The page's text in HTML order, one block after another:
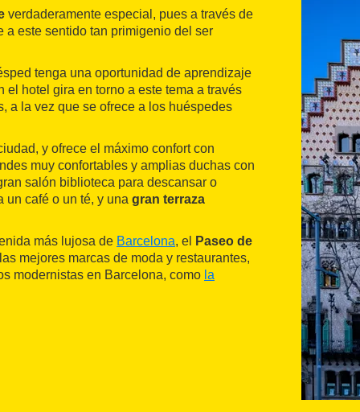
verdaderamente especial, pues a través de
a este sentido tan primigenio del ser
tenga una oportunidad de aprendizaje
el hotel gira en torno a este tema a través
a la vez que se ofrece a los huéspedes
y ofrece el máximo confort con
muy confortables y amplias duchas con
salón biblioteca para descansar o
un café o un té, y una gran terraza
más lujosa de Barcelona, el
Paseo de
mejores marcas de moda y restaurantes,
modernistas en Barcelona, como la